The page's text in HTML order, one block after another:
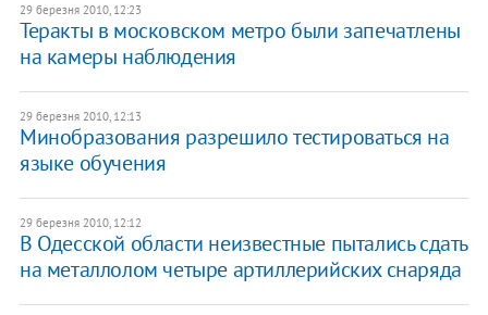
29 березня 2010, 12:23
Теракты в московском метро были запечатлены
на камеры наблюдения
29 березня 2010, 12:13
Минобразования разрешило тестироваться на
языке обучения
29 березня 2010, 12:12
В Одесской области неизвестные пытались сдать
на металлолом четыре артиллерийских снаряда